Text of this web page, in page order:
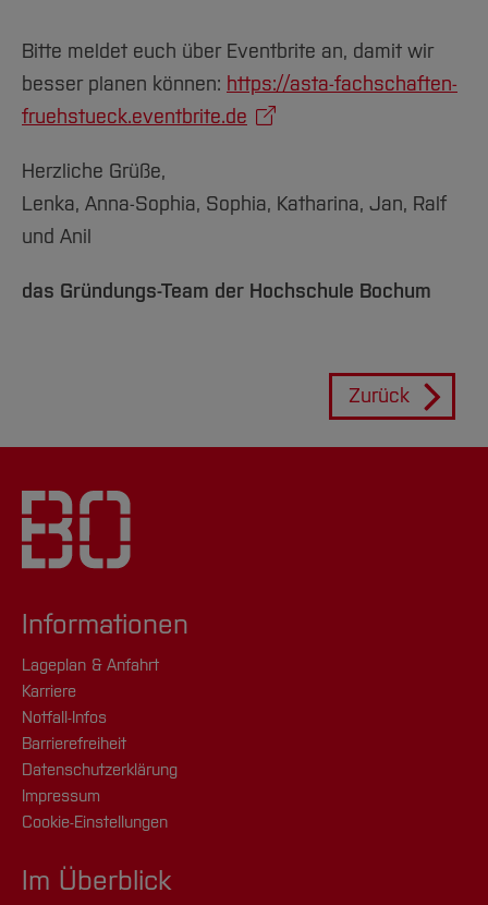
Bitte meldet euch über Eventbrite an, damit wir
besser planen können: https://asta-fachschaften-
fruehstueck.eventbrite.de
Herzliche Grüße,
Lenka, Anna-Sophia, Sophia, Katharina, Jan, Ralf
und Anil
das Gründungs-Team der Hochschule Bochum
Zurück
Informationen
Lageplan & Anfahrt
Karriere
Notfall-Infos
Barrierefreiheit
Datenschutzerklärung
Impressum
Cookie-Einstellungen
Im Überblick